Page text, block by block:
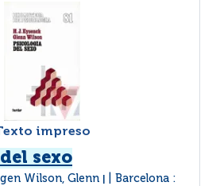
impreso
sexo
Wilson, Glenn
Barcelona :